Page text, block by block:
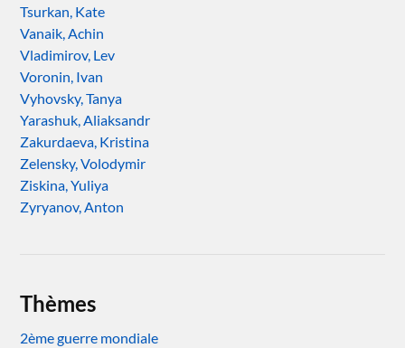
Tsurkan, Kate
Vanaik, Achin
Vladimirov, Lev
Voronin, Ivan
Vyhovsky, Tanya
Yarashuk, Aliaksandr
Zakurdaeva, Kristina
Zelensky, Volodymir
Ziskina, Yuliya
Zyryanov, Anton
Thèmes
2ème guerre mondiale